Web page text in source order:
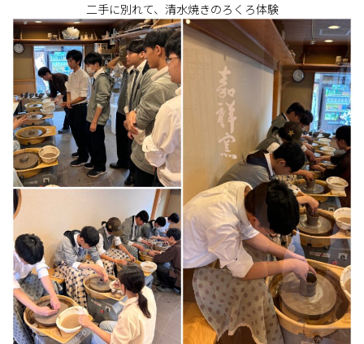
二手に別れて、清水焼きのろくろ体験